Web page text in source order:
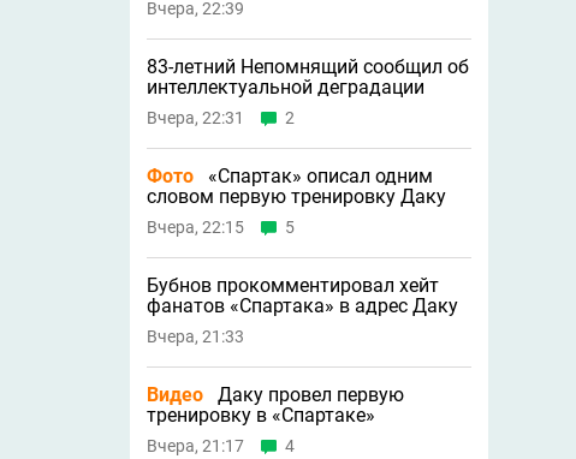
Вчера, 22:39
83-летний Непомнящий сообщил об
интеллектуальной деградации
Вчера, 22:31 2
Фото
«Спартак» описал одним
словом первую тренировку Даку
Вчера, 22:15 5
Бубнов прокомментировал хейт
фанатов «Спартака» в адрес Даку
Вчера, 21:33
Видео
Даку провел первую
тренировку в «Спартаке»
Вчера, 21:17 4